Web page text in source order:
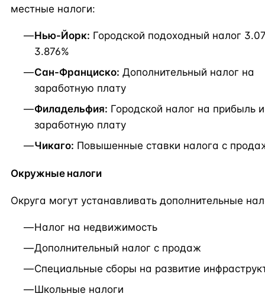
местные налоги:
Нью-Йорк: Городской подоходный налог
3.876%
Сан-Франциско: Дополнительный налог на
заработную плату
Филадельфия: Городской налог на прибыль и
заработную плату
Чикаго: Повышенные ставки налога с
Окружные налоги
Округа могут устанавливать дополнительные
Налог на недвижимость
Дополнительный налог с продаж
Специальные сборы на развитие
Школьные налоги